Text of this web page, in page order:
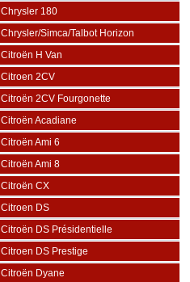
Chrysler 180
Chrysler/Simca/Talbot Horizon
Citroën H Van
Citroen 2CV
Citroën 2CV Fourgonette
Citroën Acadiane
Citroën Ami 6
Citroën Ami 8
Citroën CX
Citroen DS
Citroën DS Présidentielle
Citroen DS Prestige
Citroën Dyane